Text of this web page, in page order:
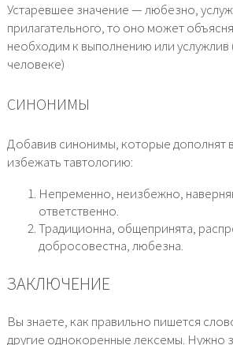
Устаревшее значение — любезно,
прилагательного, то оно может
необходим к выполнению или услужлив
человеке)
СИНОНИМЫ
Добавив синонимы, которые дополнят
избежать тавтологию:
Непременно, неизбежно,
ответственно.
Традиционна, общепринята,
добросовестна, любезна.
ЗАКЛЮЧЕНИЕ
Вы знаете, как правильно пишется
другие однокоренные лексемы. Нужно